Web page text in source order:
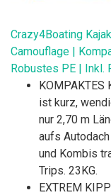
Crazy4Boating
Camouflage |
Robustes PE | Inkl.
KOMPAKTES
ist kurz,
nur 2,70 m
aufs
und Kombis
Trips. 23KG.
EXTREM